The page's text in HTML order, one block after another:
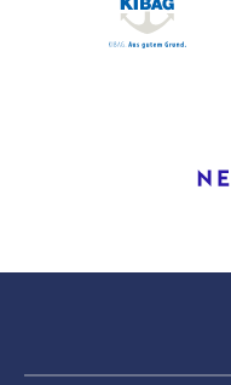
MATCHBESUCH